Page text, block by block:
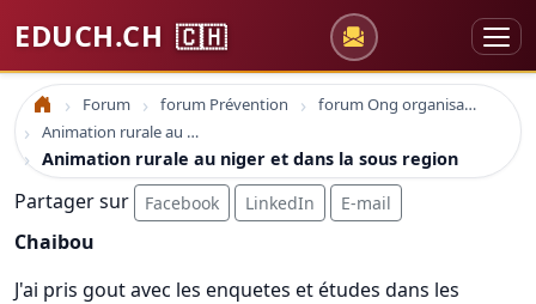
EDUCH.CH 🇨🇭
Accueil Forum forum Prévention
forum Ong organisations
Animation rurale au niger et dans la sous region
Animation rurale au niger et dans la sous region
Partager sur Facebook LinkedIn E-mail
Chaibou
J'ai pris gout avec les enquetes et études dans les